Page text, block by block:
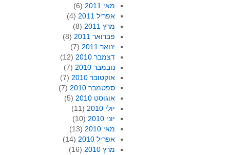
מאי 2011
(6)
אפריל 2011
(4)
מרץ 2011
(8)
פברואר 2011
(8)
ינואר 2011
(7)
דצמבר 2010
(12)
נובמבר 2010
(7)
אוקטובר 2010
(7)
ספטמבר 2010
(7)
אוגוסט 2010
(5)
יולי 2010
(11)
יוני 2010
(10)
מאי 2010
(13)
אפריל 2010
(14)
מרץ 2010
(16)